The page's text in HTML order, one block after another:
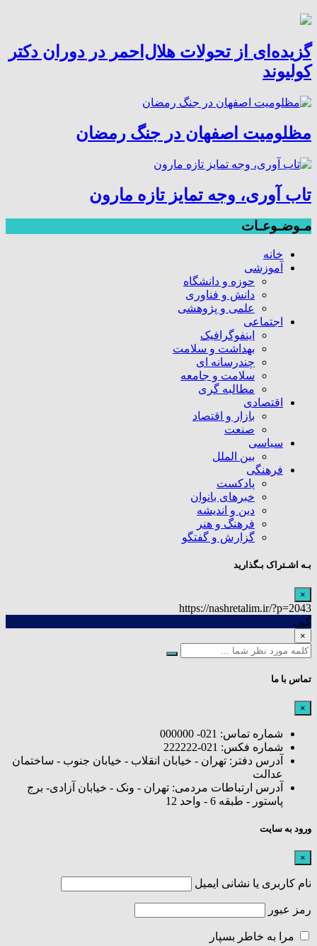
گزیده‌ای از تحولات هلال‌احمر در دوران دکتر
کولیوند
مظلومیت اصفهان در جنگ رمضان
تاب آوری، وجه تمایز تازه مارون
مـوضـوعـات
خانه
آموزشی
حوزه و دانشگاه
دانش و فناوری
علمی و پژوهشی
اجتماعی
اینفوگرافیک
بهداشت و سلامت
چندرسانه ای
سلامت و جامعه
مطالبه گری
اقتصادی
بازار و اقتصاد
صنعت
سیاسی
بین الملل
فرهنگی
پادکست
خبرهای بانوان
دین و اندیشه
فرهنگ و هنر
گزارش و گفتگو
بـه اشـتراک بـگذارید
×
https://nashretalim.ir/?p=2043
کپی
×
تماس با ما
×
شماره تماس: 021- 000000
شماره فکس: 021-222222
آدرس دفتر: تهران - خیابان انقلاب - خیابان جنوب - ساختمان
عدالت
آدرس ارتباطات مردمی: تهران - ونک - خیابان آزادی- برج
پاستور - طبقه 6 - واحد 12
ورود به سایت
×
نام کاربری یا نشانی ایمیل
رمز عبور
مرا به خاطر بسپار